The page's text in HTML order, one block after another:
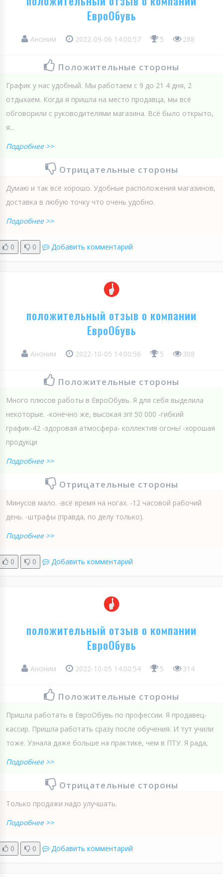
ЕвроОбувь
Аноним 2022-09-06 14:00:57 5 288
Положительные стороны
График у нас удобный. Мы работаем с 9 до 21 4 дня, 2
отдыхаем. Когда я пришла на место продавца, мы всё
обговорили с руководителями магазина. Всё было открыто,
я...
Подробнее >>
Отрицательные стороны
Думаю и так всё хорошо. Удобные расположения магазинов,
доставка в любую точку что очень удобно.
Подробнее >>
0 0 Добавить комментарий
положительный отзыв о компании
ЕвроОбувь
Аноним 2022-10-05 14:00:56 5 308
Положительные стороны
Много плюсов работы в ЕвроОбувь. Я для себя выделила
некоторые. -конечно же, высокая зп! 50 000 -гибкий
график-42 -здоровая атмосфера- коллектив огонь! -хорошая
продукци
Подробнее >>
Отрицательные стороны
Минусов мало. -всё время на ногах. -12 часовой рабочий
день. -штрафы (правда, по делу только).
Подробнее >>
0 0 Добавить комментарий
положительный отзыв о компании
ЕвроОбувь
Аноним 2022-10-05 14:00:54 5 314
Положительные стороны
Пришла работать в ЕвроОбувь по профессии. Я продавец-
кассир. Пришла работать сразу после обучения. И тут учили
тоже. Узнала даже больше на практике, чем в ПТУ. Я рада,
Подробнее >>
Отрицательные стороны
Только продажи надо улучшать.
Подробнее >>
0 0 Добавить комментарий